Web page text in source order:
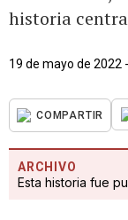
historia
19 de mayo de 2022
COMPARTIR
ARCHIVO
Esta historia fue